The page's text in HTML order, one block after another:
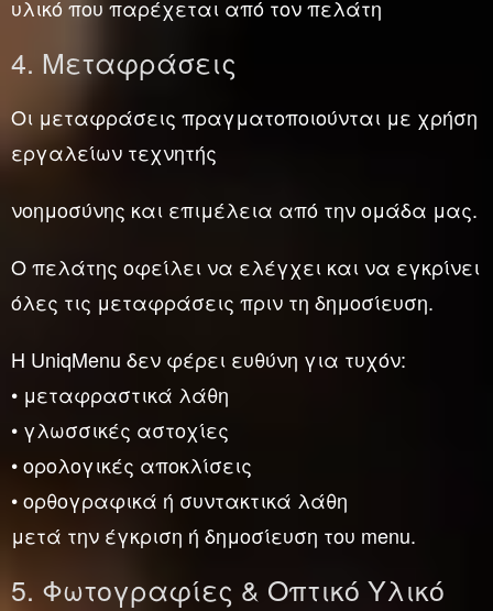
υλικό που παρέχεται από τον πελάτη
4. Μεταφράσεις
Οι μεταφράσεις πραγματοποιούνται με χρήση
εργαλείων τεχνητής
νοημοσύνης και επιμέλεια από την ομάδα μας.
Ο πελάτης οφείλει να ελέγχει και να εγκρίνει
όλες τις μεταφράσεις πριν τη δημοσίευση.
Η UniqMenu δεν φέρει ευθύνη για τυχόν:
• μεταφραστικά λάθη
• γλωσσικές αστοχίες
• ορολογικές αποκλίσεις
• ορθογραφικά ή συντακτικά λάθη
μετά την έγκριση ή δημοσίευση του menu.
5. Φωτογραφίες & Οπτικό Υλικό